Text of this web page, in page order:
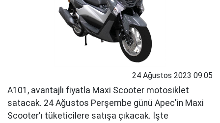
24 Ağustos 2023 09:05
A101, avantajlı fiyatla Maxi Scooter motosiklet
satacak. 24 Ağustos Perşembe günü Apec'in Maxi
Scooter'ı tüketicilere satışa çıkacak. İşte